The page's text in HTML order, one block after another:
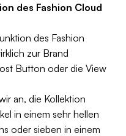
des Fashion Cloud
des Fashion
zur Brand
Button oder die View
an, die Kollektion
in einem sehr hellen
oder sieben in einem